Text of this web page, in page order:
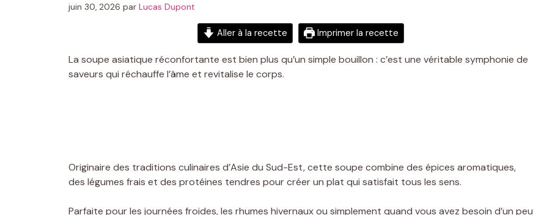
juin 30, 2026 par Lucas Dupont
Aller à la recette Imprimer la recette
La soupe asiatique réconfortante est bien plus qu’un simple bouillon : c’est une véritable symphonie de
saveurs qui réchauffe l’âme et revitalise le corps.
Originaire des traditions culinaires d’Asie du Sud-Est, cette soupe combine des épices aromatiques,
des légumes frais et des protéines tendres pour créer un plat qui satisfait tous les sens.
Parfaite pour les journées froides, les rhumes hivernaux ou simplement quand vous avez besoin d’un peu